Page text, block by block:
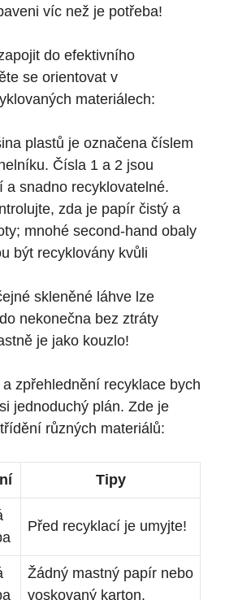
víc než je potřeba!
do efektivního
se orientovat v
materiálech:
plastů je označena číslem
Čísla 1 a 2 jsou
a snadno recyklovatelné.
zda je papír čistý a
mnohé second-hand obaly
být recyklovány kvůli
skleněné láhve lze
nekonečna bez ztráty
je jako kouzlo!
zpřehlednění recyklace bych
jednoduchý plán. Zde je
různých materiálů:
Tipy
Před recyklací je umyjte!
Žádný mastný papír nebo
voskovaný karton.